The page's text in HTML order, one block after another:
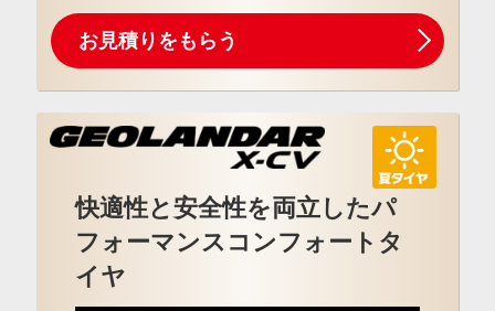
お見積りをもらう
快適性と安全性を両立したパ
フォーマンスコンフォートタ
イヤ